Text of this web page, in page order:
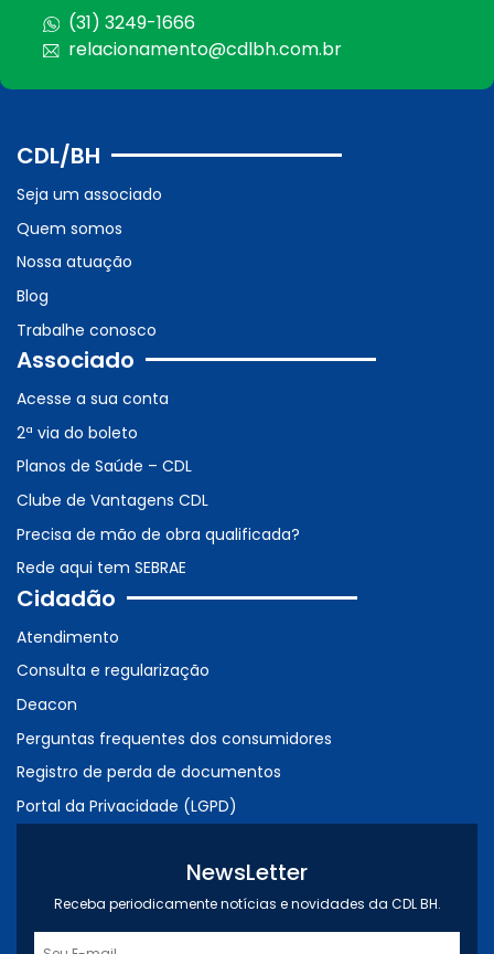
(31) 3249-1666
relacionamento@cdlbh.com.br
CDL/BH
Seja um associado
Quem somos
Nossa atuação
Blog
Trabalhe conosco
Associado
Acesse a sua conta
2ª via do boleto
Planos de Saúde – CDL
Clube de Vantagens CDL
Precisa de mão de obra qualificada?
Rede aqui tem SEBRAE
Cidadão
Atendimento
Consulta e regularização
Deacon
Perguntas frequentes dos consumidores
Registro de perda de documentos
Portal da Privacidade (LGPD)
NewsLetter
Receba periodicamente notícias e novidades da CDL BH.